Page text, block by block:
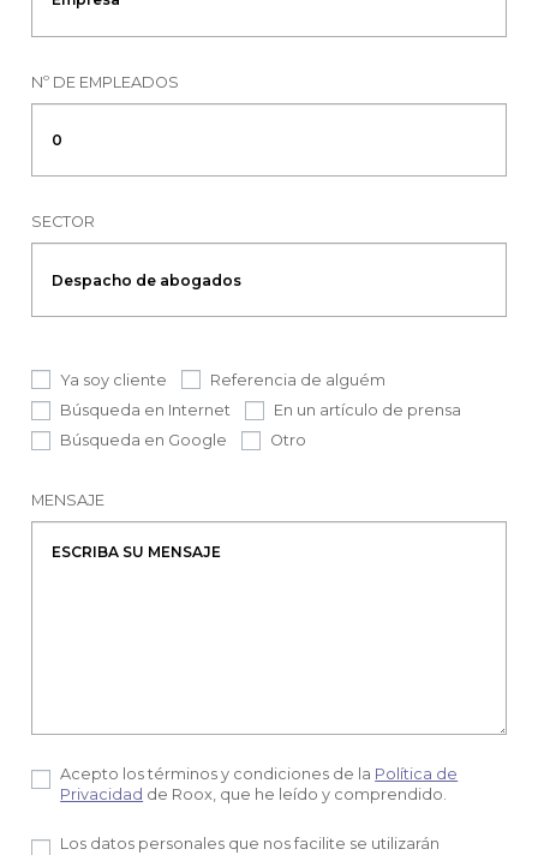
Nº DE EMPLEADOS
SECTOR
Ya soy cliente
Referencia de alguém
Búsqueda en Internet
En un artículo de prensa
Búsqueda en Google
Otro
MENSAJE
Acepto los términos y condiciones de la Política de
Privacidad de Roox, que he leído y comprendido.
Los datos personales que nos facilite se utilizarán